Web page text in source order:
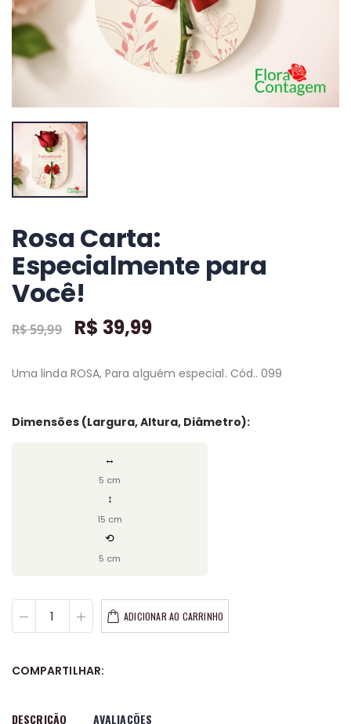
Rosa Carta:
Especialmente para
Você!
R$ 59,99 R$ 39,99
Uma linda ROSA, Para alguém especial. Cód.. 099
Dimensões (Largura, Altura, Diâmetro):
↔
5 cm
↕
15 cm
⟲
5 cm
ADICIONAR AO CARRINHO
COMPARTILHAR:
DESCRIÇÃO AVALIAÇÕES
+ detalhes
+ detalhes